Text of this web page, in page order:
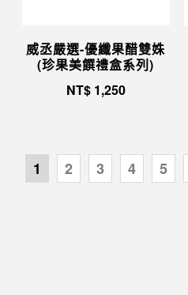
威丞嚴選-優纖果醋雙姝
(珍果美饌禮盒系列)
NT$ 1,250
1 2 3 4 5